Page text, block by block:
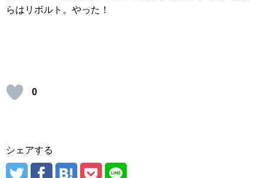
らはリボルト。やった！
0
シェアする